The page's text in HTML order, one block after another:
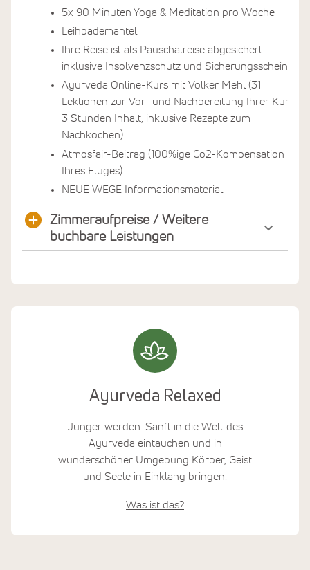
Ayurveda Relaxed
Jünger werden. Sanft in die Welt des
Ayurveda eintauchen und in
wunderschöner Umgebung Körper, Geist
und Seele in Einklang bringen.
Was ist das?
5x 90 Minuten Yoga & Meditation pro Woche
Leihbademantel
Ihre Reise ist als Pauschalreise abgesichert –
inklusive Insolvenzschutz und Sicherungsschein
Ayurveda Online-Kurs mit Volker Mehl (31
Lektionen zur Vor- und Nachbereitung Ihrer Kur,
3 Stunden Inhalt, inklusive Rezepte zum
Nachkochen)
Atmosfair-Beitrag (100%ige Co2-Kompensation
Ihres Fluges)
NEUE WEGE Informationsmaterial
Zimmeraufpreise / Weitere
buchbare Leistungen